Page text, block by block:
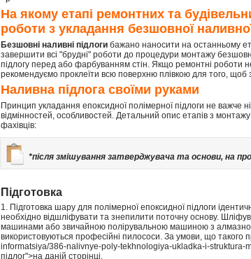
На якому етапі ремонтних та
роботи з укладання безшовної
Безшовні наливні підлоги бажано наносити на останньому
завершити всі "брудні" роботи до процедури монтажу
підлогу перед або фарбуванням стін. Якщо ремонтні роботи
рекомендуємо проклеїти всю поверхню плівкою для того,
Наливна підлога своїми руками
Принцип укладання епоксидної полімерної підлоги не важче
відмінностей, особливостей. Детальний опис етапів з
фахівців:
*після змішування затверджувача та основи, на
Підготовка
1. Підготовка шару для полімерної епоксидної підлоги
необхідно відшліфувати та знепилити поточну основу.
машинами або звичайною полірувальною машиною з
використовуються професійні пилососи. За умови, що такого
informatsiya/386-nalivnye-poly-tekhnologiya-ukladka-i-struktura-
підлог">на даній сторінці.